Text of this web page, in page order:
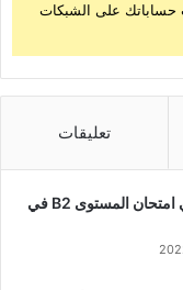
حساباتك على الشبكات
تعليقات
أهم الأسئلة المتكررة في امتحان المستوى B2 في